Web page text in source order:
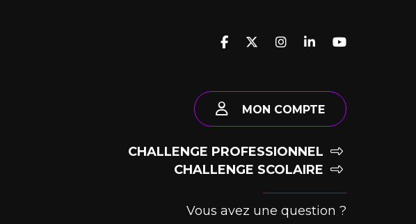
MON COMPTE
CHALLENGE PROFESSIONNEL
CHALLENGE SCOLAIRE
Vous avez une question ?